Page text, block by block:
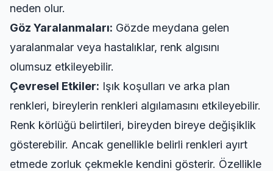
neden olur.
Göz Yaralanmaları: Gözde meydana gelen
yaralanmalar veya hastalıklar, renk algısını
olumsuz etkileyebilir.
Çevresel Etkiler: Işık koşulları ve arka plan
renkleri, bireylerin renkleri algılamasını etkileyebilir.
Renk körlüğü belirtileri, bireyden bireye değişiklik
gösterebilir. Ancak genellikle belirli renkleri ayırt
etmede zorluk çekmekle kendini gösterir. Özellikle